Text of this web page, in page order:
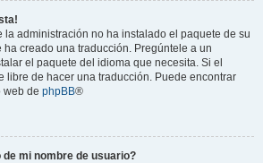
la administración no ha instalado el paquete de su
creado una traducción. Pregúntele a un
el paquete del idioma que necesita. Si el
libre de hacer una traducción. Puede encontrar
web de phpBB®
de mi nombre de usuario?